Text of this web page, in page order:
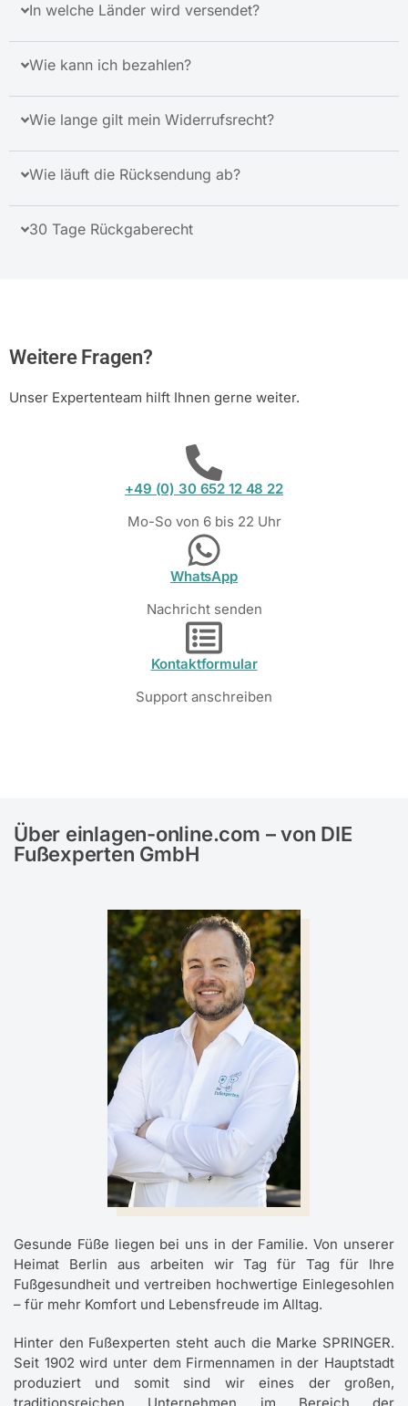
In welche Länder wird versendet?
Wie kann ich bezahlen?
Wie lange gilt mein Widerrufsrecht?
Wie läuft die Rücksendung ab?
30 Tage Rückgaberecht
Weitere Fragen?
Unser Expertenteam hilft Ihnen gerne weiter.
+49 (0) 30 652 12 48 22
Mo-So von 6 bis 22 Uhr
WhatsApp
Nachricht senden
Kontaktformular
Support anschreiben
Über einlagen-online.com – von DIE
Fußexperten GmbH
Gesunde Füße liegen bei uns in der Familie. Von unserer
Heimat Berlin aus arbeiten wir Tag für Tag für Ihre
Fußgesundheit und vertreiben hochwertige Einlegesohlen
– für mehr Komfort und Lebensfreude im Alltag.
Hinter den Fußexperten steht auch die Marke SPRINGER.
Seit 1902 wird unter dem Firmennamen in der Hauptstadt
produziert und somit sind wir eines der großen,
traditionsreichen Unternehmen im Bereich der